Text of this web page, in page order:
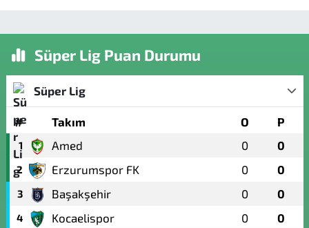
Süper Lig Puan Durumu
Süper Lig
# Takım O P
1 Amed 0 0
2 Erzurumspor FK 0 0
3 Başakşehir 0 0
4 Kocaelispor 0 0